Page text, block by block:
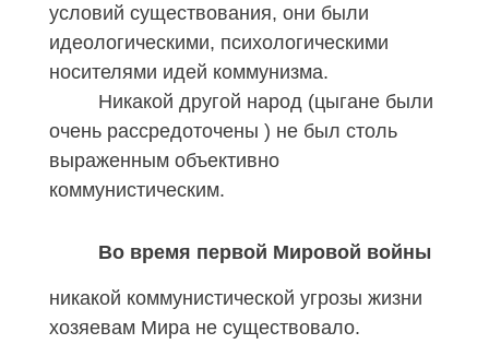
условий существования, они были
идеологическими, психологическими
носителями идей коммунизма.
Никакой другой народ (цыгане были
очень рассредоточены ) не был столь
выраженным объективно
коммунистическим.
Во время первой Мировой войны
никакой коммунистической угрозы жизни
хозяевам Мира не существовало.